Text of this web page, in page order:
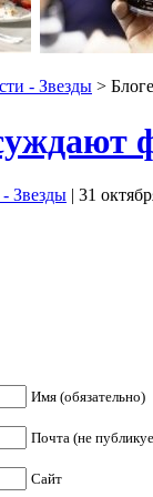
- Звезды >
Звезды | 31
Имя (обязательно)
Почта (не
Сайт